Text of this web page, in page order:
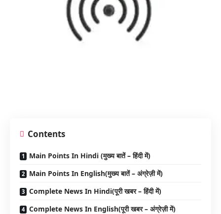
Contents
Main Points In Hindi (मुख्य बातें – हिंदी में)
Main Points In English(मुख्य बातें – अंग्रेज़ी में)
Complete News In Hindi(पूरी खबर – हिंदी में)
Complete News In English(पूरी खबर – अंग्रेज़ी में)